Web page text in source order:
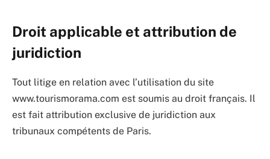
Droit applicable et attribution de
juridiction
Tout litige en relation avec l’utilisation du site
www.tourismorama.com est soumis au droit français. Il
est fait attribution exclusive de juridiction aux
tribunaux compétents de Paris.